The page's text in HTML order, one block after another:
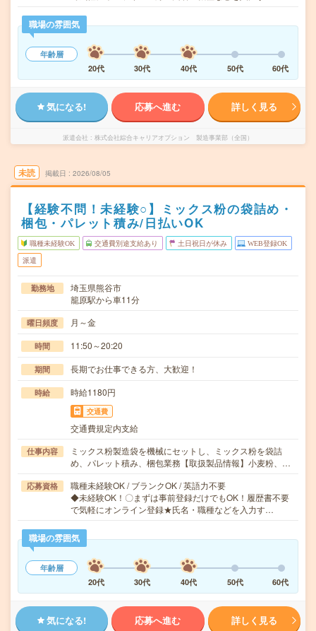
職場の雰囲気
年齢層
20代
30代 40代 50代 60代
気になる! 応募へ進む 詳しく見る
派遣会社 株式会社綜合キャリアオプション 製造事業部（全国）
未読 掲載日 2026/08/05
【経験不問！未経験○】ミックス粉の袋詰め・
梱包・パレット積み/日払いOK
職種未経験OK 交通費別途支給あり 土日祝日が休み WEB登録OK
派遣
勤務地
埼玉県熊谷市
籠原駅から車11分
曜日頻度 月～金
時間 11:50～20:20
期間 長期でお仕事できる方、大歓迎！
時給 時給1180円
交通費
交通費規定内支給
仕事内容
ミックス粉製造袋を機械にセットし、ミックス粉を袋詰
め、パレット積み、梱包業務【取扱製品情報】小麦粉、…
応募資格
職種未経験OK / ブランクOK / 英語力不要
◆未経験OK！〇まずは事前登録だけでもOK！履歴書不要
で気軽にオンライン登録★氏名・職種などを入力す…
職場の雰囲気
年齢層
20代
30代 40代 50代 60代
気になる! 応募へ進む 詳しく見る